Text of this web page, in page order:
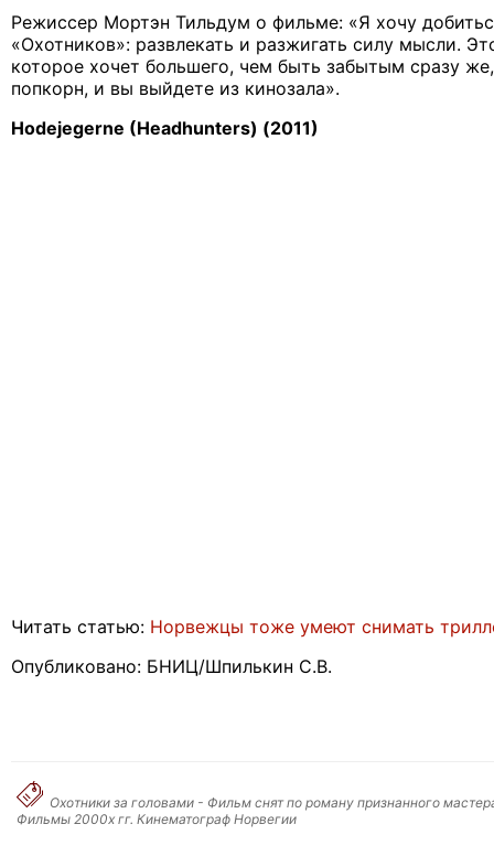
Режиссер Мортэн Тильдум о фильме: «Я хочу
«Охотников»: развлекать и разжигать силу мысли.
которое хочет большего, чем быть забытым сразу
попкорн, и вы выйдете из кинозала».
Hodejegerne (Headhunters) (2011)
Читать статью: Норвежцы тоже умеют снимать
Опубликовано: БНИЦ/Шпилькин С.В.
Охотники за головами - Фильм снят по роману признанного
Фильмы 2000х гг. Кинематограф Норвегии